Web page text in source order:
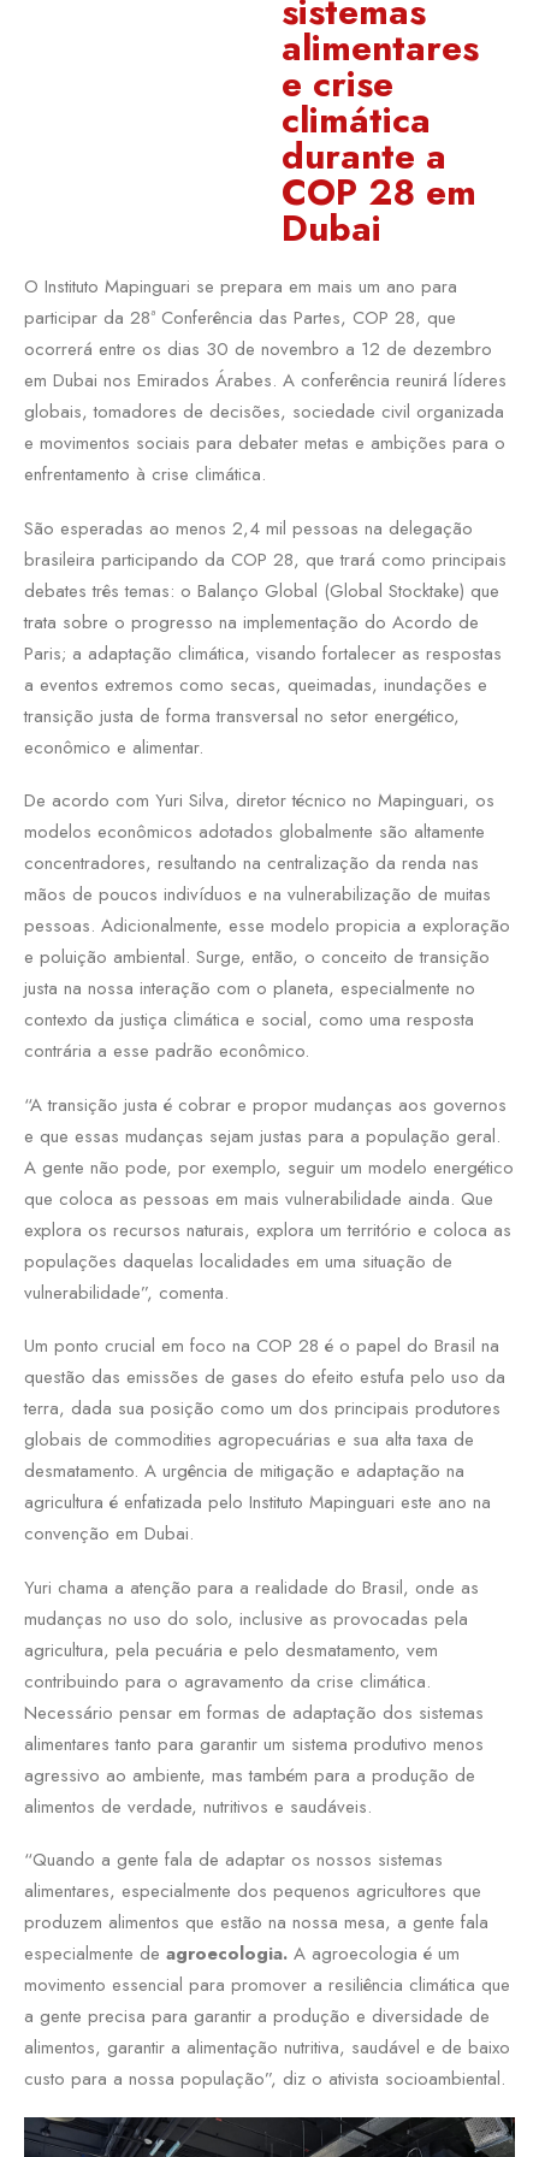
sistemas
alimentares
e crise
climática
durante a
COP 28 em
Dubai
O Instituto Mapinguari se prepara em mais um ano para
participar da 28ª Conferência das Partes, COP 28, que
ocorrerá entre os dias 30 de novembro a 12 de dezembro
em Dubai nos Emirados Árabes. A conferência reunirá líderes
globais, tomadores de decisões, sociedade civil organizada
e movimentos sociais para debater metas e ambições para o
enfrentamento à crise climática.
São esperadas ao menos 2,4 mil pessoas na delegação
brasileira participando da COP 28, que trará como principais
debates três temas: o Balanço Global (Global Stocktake) que
trata sobre o progresso na implementação do Acordo de
Paris; a adaptação climática, visando fortalecer as respostas
a eventos extremos como secas, queimadas, inundações e
transição justa de forma transversal no setor energético,
econômico e alimentar.
De acordo com Yuri Silva, diretor técnico no Mapinguari, os
modelos econômicos adotados globalmente são altamente
concentradores, resultando na centralização da renda nas
mãos de poucos indivíduos e na vulnerabilização de muitas
pessoas. Adicionalmente, esse modelo propicia a exploração
e poluição ambiental. Surge, então, o conceito de transição
justa na nossa interação com o planeta, especialmente no
contexto da justiça climática e social, como uma resposta
contrária a esse padrão econômico.
“A transição justa é cobrar e propor mudanças aos governos
e que essas mudanças sejam justas para a população geral.
A gente não pode, por exemplo, seguir um modelo energético
que coloca as pessoas em mais vulnerabilidade ainda. Que
explora os recursos naturais, explora um território e coloca as
populações daquelas localidades em uma situação de
vulnerabilidade”, comenta.
Um ponto crucial em foco na COP 28 é o papel do Brasil na
questão das emissões de gases do efeito estufa pelo uso da
terra, dada sua posição como um dos principais produtores
globais de commodities agropecuárias e sua alta taxa de
desmatamento. A urgência de mitigação e adaptação na
agricultura é enfatizada pelo Instituto Mapinguari este ano na
convenção em Dubai.
Yuri chama a atenção para a realidade do Brasil, onde as
mudanças no uso do solo, inclusive as provocadas pela
agricultura, pela pecuária e pelo desmatamento, vem
contribuindo para o agravamento da crise climática.
Necessário pensar em formas de adaptação dos sistemas
alimentares tanto para garantir um sistema produtivo menos
agressivo ao ambiente, mas também para a produção de
alimentos de verdade, nutritivos e saudáveis.
“Quando a gente fala de adaptar os nossos sistemas
alimentares, especialmente dos pequenos agricultores que
produzem alimentos que estão na nossa mesa, a gente fala
especialmente de agroecologia. A agroecologia é um
movimento essencial para promover a resiliência climática que
a gente precisa para garantir a produção e diversidade de
alimentos, garantir a alimentação nutritiva, saudável e de baixo
custo para a nossa população”, diz o ativista socioambiental.